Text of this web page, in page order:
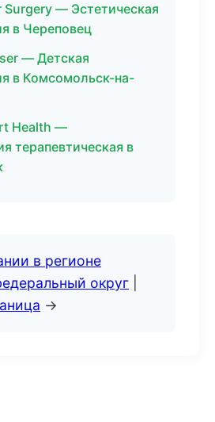
Surgery — Эстетическая
в Череповец
— Детская
в Комсомольск-на-
Health —
терапевтическая в
в регионе
округ
→